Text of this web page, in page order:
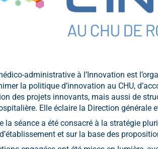
administrative à l’Innovation est
la politique d’innovation au CHU,
des projets innovants, mais aussi de
Elle éclaire la Direction générale
la séance a été consacré à la stratégie
et sur la base des